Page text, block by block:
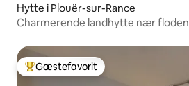
Hytte i Plouër-sur-Rance
Charmerende landhytte nær floden
Bedste gæstefavorit
Gæstefavorit